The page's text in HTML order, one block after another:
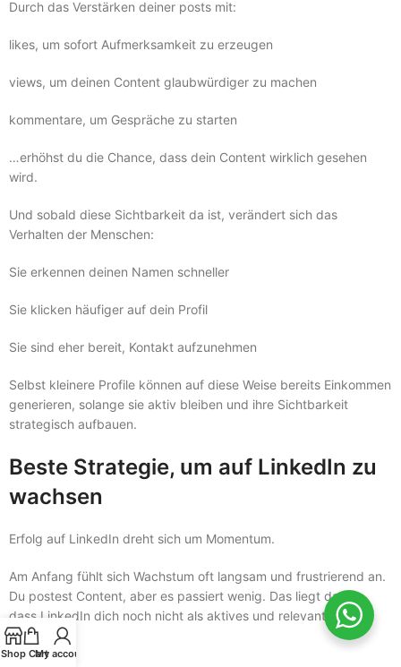
Durch das Verstärken deiner posts mit:
likes, um sofort Aufmerksamkeit zu erzeugen
views, um deinen Content glaubwürdiger zu machen
kommentare, um Gespräche zu starten
…erhöhst du die Chance, dass dein Content wirklich gesehen
wird.
Und sobald diese Sichtbarkeit da ist, verändert sich das
Verhalten der Menschen:
Sie erkennen deinen Namen schneller
Sie klicken häufiger auf dein Profil
Sie sind eher bereit, Kontakt aufzunehmen
Selbst kleinere Profile können auf diese Weise bereits Einkommen
generieren, solange sie aktiv bleiben und ihre Sichtbarkeit
strategisch aufbauen.
Beste Strategie, um auf LinkedIn zu
wachsen
Erfolg auf LinkedIn dreht sich um Momentum.
Am Anfang fühlt sich Wachstum oft langsam und frustrierend an.
Du postest Content, aber es passiert wenig. Das liegt daran,
dass LinkedIn dich noch nicht als aktives und relevantes Profil
erkennt.
Shop Cart
My account